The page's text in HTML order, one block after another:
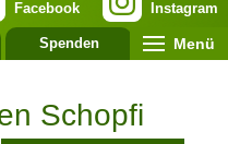
Instagram
Facebook
Spenden Menü
Schopfi